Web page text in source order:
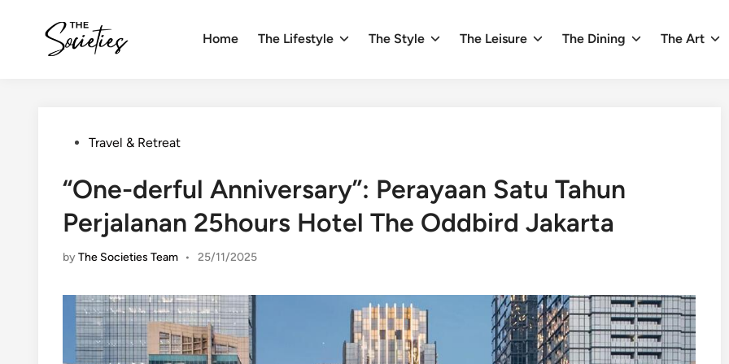
Home The Lifestyle The Style The Leisure The Dining The Art
PostedTravel & Retreat
“One-derful Anniversary”: Perayaan Satu Tahun
Perjalanan 25hours Hotel The Oddbird Jakarta
byThe Societies Team • 25/11/2025